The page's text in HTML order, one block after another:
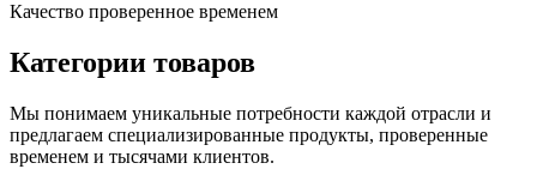
Качество проверенное временем
Категории товаров
Мы понимаем уникальные потребности каждой отрасли и
предлагаем специализированные продукты, проверенные
временем и тысячами клиентов.